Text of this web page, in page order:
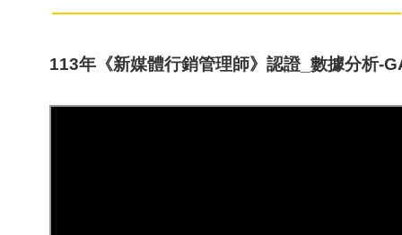
113年《新媒體行銷管理師》認證_數據分析-